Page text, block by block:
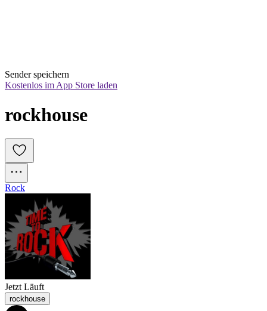
Sender speichern
Kostenlos im App Store laden
rockhouse
Rock
Jetzt Läuft
rockhouse